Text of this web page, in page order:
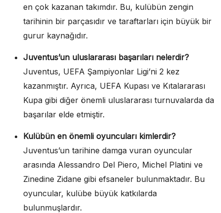
en çok kazanan takımdır. Bu, kulübün zengin
tarihinin bir parçasıdır ve taraftarları için büyük bir
gurur kaynağıdır.
Juventus’un uluslararası başarıları nelerdir?
Juventus, UEFA Şampiyonlar Ligi’ni 2 kez
kazanmıştır. Ayrıca, UEFA Kupası ve Kıtalararası
Kupa gibi diğer önemli uluslararası turnuvalarda da
başarılar elde etmiştir.
Kulübün en önemli oyuncuları kimlerdir?
Juventus’un tarihine damga vuran oyuncular
arasında Alessandro Del Piero, Michel Platini ve
Zinedine Zidane gibi efsaneler bulunmaktadır. Bu
oyuncular, kulübe büyük katkılarda
bulunmuşlardır.